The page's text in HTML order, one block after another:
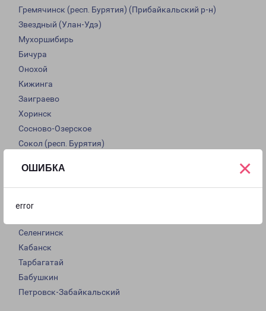
ОШИБКА
error
×
Гремячинск (респ. Бурятия) (Прибайкальский р-н)
Звездный (Улан-Удэ)
Мухоршибирь
Бичура
Онохой
Кижинга
Заиграево
Хоринск
Сосново-Озерское
Сокол (респ. Бурятия)
Гусиноозерск
Кяхта
Петропавловка
Селенгинск
Кабанск
Тарбагатай
Бабушкин
Петровск-Забайкальский